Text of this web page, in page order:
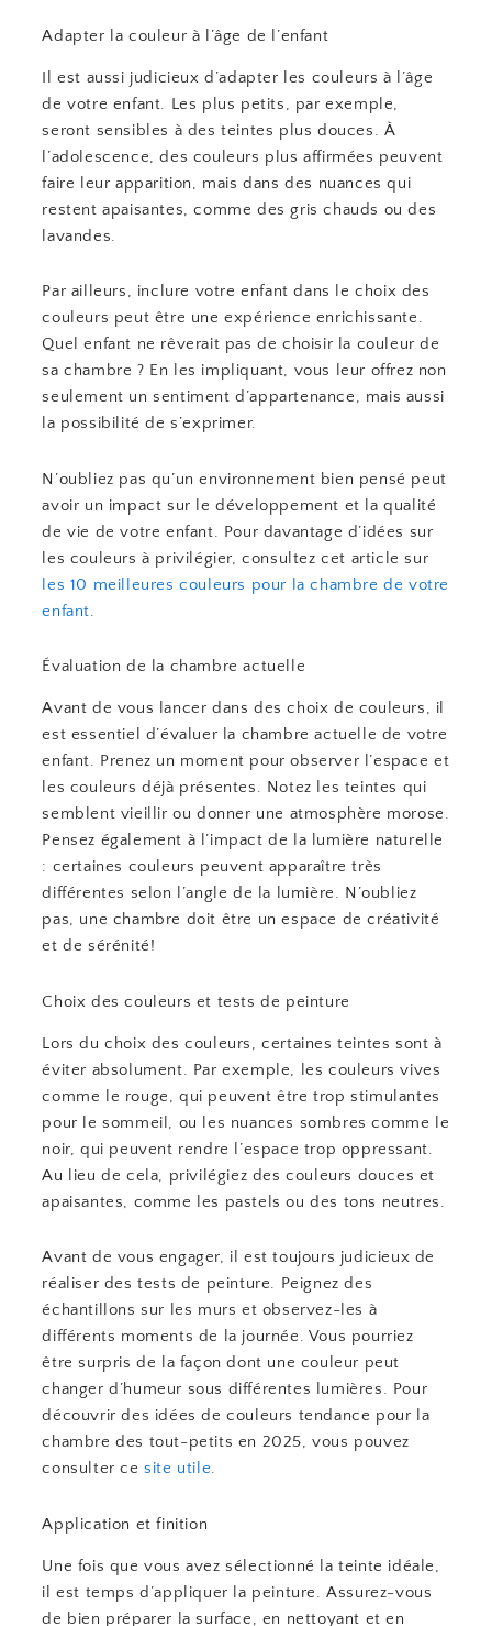
Adapter la couleur à l’âge de l’enfant
Il est aussi judicieux d’adapter les couleurs à l’âge
de votre enfant. Les plus petits, par exemple,
seront sensibles à des teintes plus douces. À
l’adolescence, des couleurs plus affirmées peuvent
faire leur apparition, mais dans des nuances qui
restent apaisantes, comme des gris chauds ou des
lavandes.
Par ailleurs, inclure votre enfant dans le choix des
couleurs peut être une expérience enrichissante.
Quel enfant ne rêverait pas de choisir la couleur de
sa chambre ? En les impliquant, vous leur offrez non
seulement un sentiment d’appartenance, mais aussi
la possibilité de s’exprimer.
N’oubliez pas qu’un environnement bien pensé peut
avoir un impact sur le développement et la qualité
de vie de votre enfant. Pour davantage d’idées sur
les couleurs à privilégier, consultez cet article sur
les 10 meilleures couleurs pour la chambre de votre
enfant.
Évaluation de la chambre actuelle
Avant de vous lancer dans des choix de couleurs, il
est essentiel d’évaluer la chambre actuelle de votre
enfant. Prenez un moment pour observer l’espace et
les couleurs déjà présentes. Notez les teintes qui
semblent vieillir ou donner une atmosphère morose.
Pensez également à l’impact de la lumière naturelle
: certaines couleurs peuvent apparaître très
différentes selon l’angle de la lumière. N’oubliez
pas, une chambre doit être un espace de créativité
et de sérénité!
Choix des couleurs et tests de peinture
Lors du choix des couleurs, certaines teintes sont à
éviter absolument. Par exemple, les couleurs vives
comme le rouge, qui peuvent être trop stimulantes
pour le sommeil, ou les nuances sombres comme le
noir, qui peuvent rendre l’espace trop oppressant.
Au lieu de cela, privilégiez des couleurs douces et
apaisantes, comme les pastels ou des tons neutres.
Avant de vous engager, il est toujours judicieux de
réaliser des tests de peinture. Peignez des
échantillons sur les murs et observez-les à
différents moments de la journée. Vous pourriez
être surpris de la façon dont une couleur peut
changer d’humeur sous différentes lumières. Pour
découvrir des idées de couleurs tendance pour la
chambre des tout-petits en 2025, vous pouvez
consulter cesite utile.
Application et finition
Une fois que vous avez sélectionné la teinte idéale,
il est temps d’appliquer la peinture. Assurez-vous
de bien préparer la surface, en nettoyant et en